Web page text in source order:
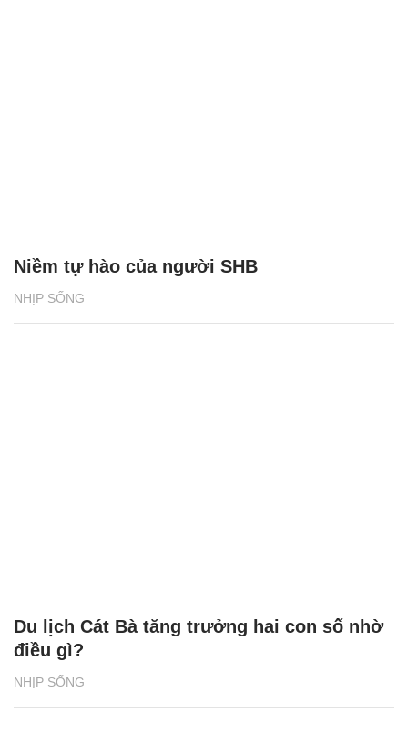
NHỊP SỐNG
Niềm tự hào của người SHB
NHỊP SỐNG
Du lịch Cát Bà tăng trưởng hai con số nhờ
điều gì?